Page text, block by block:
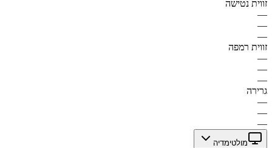
זווית נטישה
—
—
—
זווית רמפה
—
—
—
גרירה
—
—
—
מולטימדיה